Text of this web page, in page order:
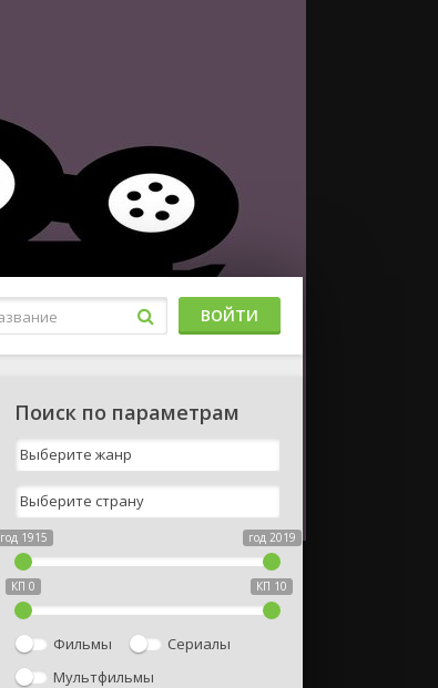
ВОЙТИ
Поиск по параметрам
год 1915 год 2019
КП 0 КП 10
Фильмы
Сериалы
Мультфильмы